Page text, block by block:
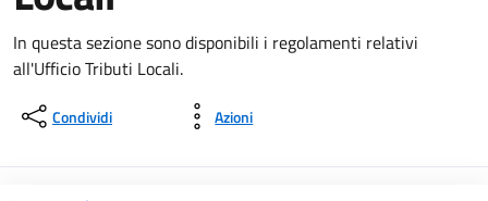
In questa sezione sono disponibili i regolamenti relativi
all'Ufficio Tributi Locali.
Condividi Azioni